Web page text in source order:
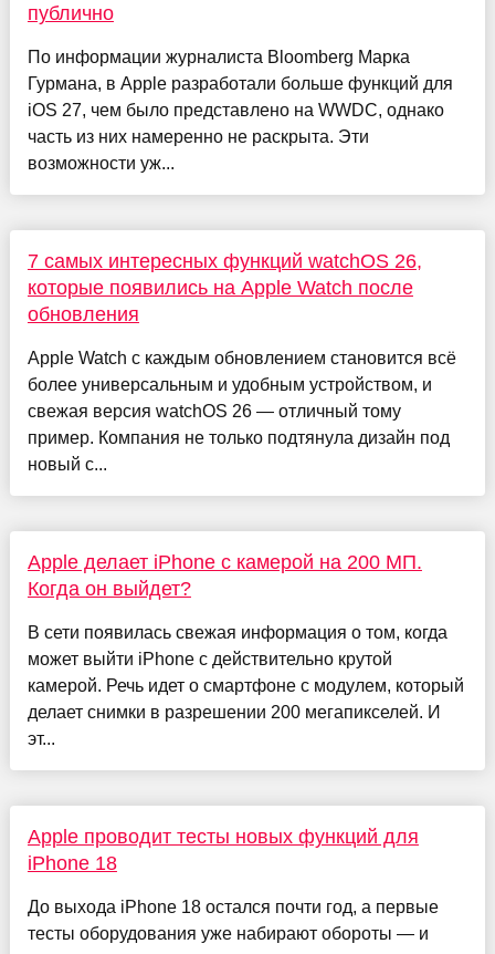
публично
По информации журналиста Bloomberg Марка
Гурмана, в Apple разработали больше функций для
iOS 27, чем было представлено на WWDC, однако
часть из них намеренно не раскрыта. Эти
возможности уж...
7 самых интересных функций watchOS 26,
которые появились на Apple Watch после
обновления
Apple Watch с каждым обновлением становится всё
более универсальным и удобным устройством, и
свежая версия watchOS 26 — отличный тому
пример. Компания не только подтянула дизайн под
новый с...
Apple делает iPhone с камерой на 200 МП.
Когда он выйдет?
В сети появилась свежая информация о том, когда
может выйти iPhone с действительно крутой
камерой. Речь идет о смартфоне с модулем, который
делает снимки в разрешении 200 мегапикселей. И
эт...
Apple проводит тесты новых функций для
iPhone 18
До выхода iPhone 18 остался почти год, а первые
тесты оборудования уже набирают обороты — и